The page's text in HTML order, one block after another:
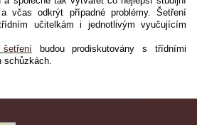
včas odkrýt případné problémy. Šetření
učitelkám i jednotlivým vyučujícím
budou prodiskutovány s třídními
schůzkách.